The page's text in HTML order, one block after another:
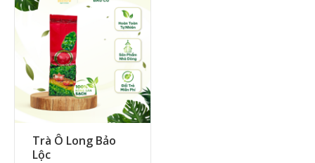
Trà Ô Long Bảo
Lộc